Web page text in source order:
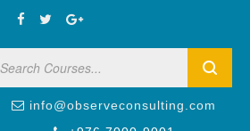
info@observeconsulting.com